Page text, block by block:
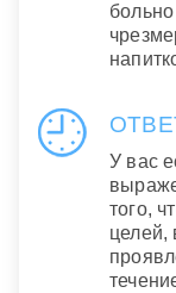
У вас
того,
целей,